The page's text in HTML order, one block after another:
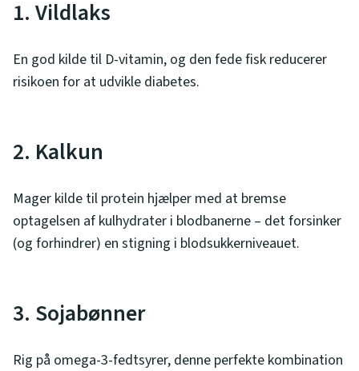
1. Vildlaks
En god kilde til D-vitamin, og den fede fisk reducerer
risikoen for at udvikle diabetes.
2. Kalkun
Mager kilde til protein hjælper med at bremse
optagelsen af kulhydrater i blodbanerne – det forsinker
(og forhindrer) en stigning i blodsukkerniveauet.
3. Sojabønner
Rig på omega-3-fedtsyrer, denne perfekte kombination